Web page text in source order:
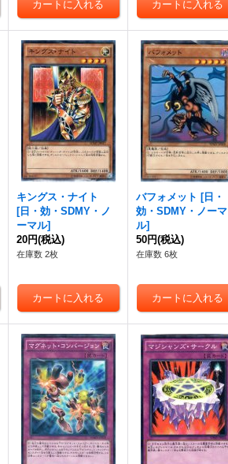
キングス・ナイト
[日・効・SDMY・ノ
ーマル]
20円(税込)
在庫数 2枚
バフォメット [日・
効・SDMY・ノーマ
ル]
50円(税込)
在庫数 6枚